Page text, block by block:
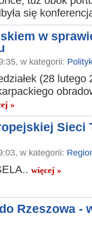
się
w
w kategorii:
(28 lutego
»
Sieci
w kategorii:
więcej »
Rzeszowa -